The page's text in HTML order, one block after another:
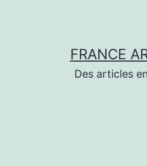
FRANCE
Des articles